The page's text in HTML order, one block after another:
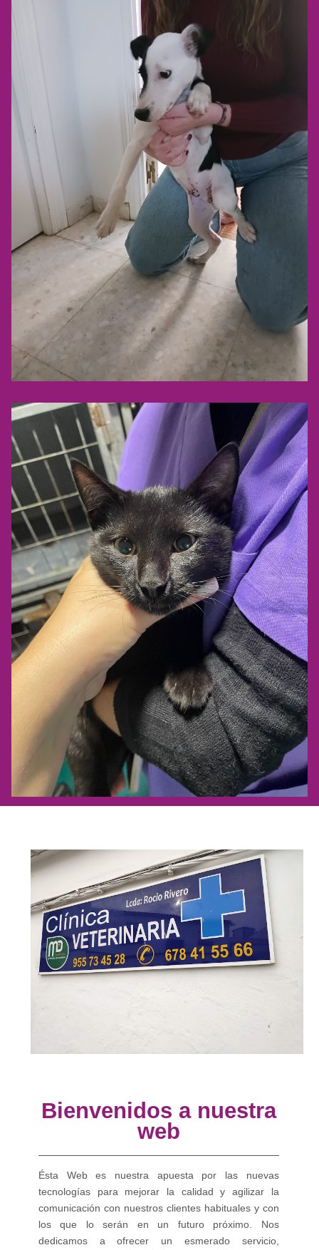
Bienvenidos a nuestra
web
Ésta Web es nuestra apuesta por las nuevas
tecnologías para mejorar la calidad y agilizar la
comunicación con nuestros clientes habituales y con
los que lo serán en un futuro próximo. Nos
dedicamos a ofrecer un esmerado servicio,